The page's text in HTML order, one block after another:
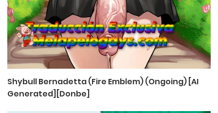
Shybull Bernadetta (Fire Emblem) (Ongoing) [AI
Generated][Donbe]